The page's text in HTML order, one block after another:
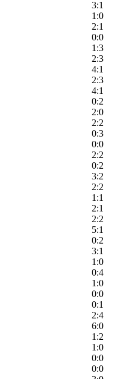
3:1
1:0
2:1
0:0
1:3
2:3
4:1
2:3
4:1
0:2
2:0
2:2
0:3
0:0
2:2
0:2
3:2
2:2
1:1
2:1
2:2
5:1
0:2
3:1
1:0
0:4
1:0
0:0
0:1
2:4
6:0
1:2
1:0
0:0
0:0